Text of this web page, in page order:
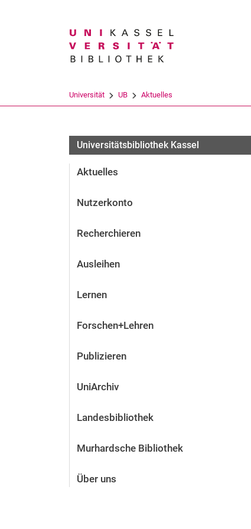
Universität UB Aktuelles
Universitätsbibliothek Kassel
Aktuelles
Nutzerkonto
Recherchieren
Ausleihen
Lernen
Forschen+Lehren
Publizieren
UniArchiv
Landesbibliothek
Murhardsche Bibliothek
Über uns